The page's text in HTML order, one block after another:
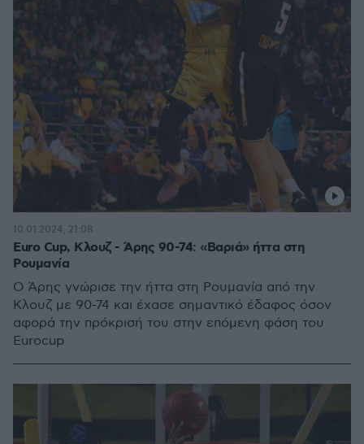
Euro Cup, Κλουζ - Άρης 90-74: «Βαριά» ήττα στη
Ρουμανία
Ο Άρης γνώρισε την ήττα στη Ρουμανία από την
Κλουζ με 90-74 και έχασε σημαντικό έδαφος όσον
αφορά την πρόκρισή του στην επόμενη φάση του
Eurocup
10.01.2024, 21:08